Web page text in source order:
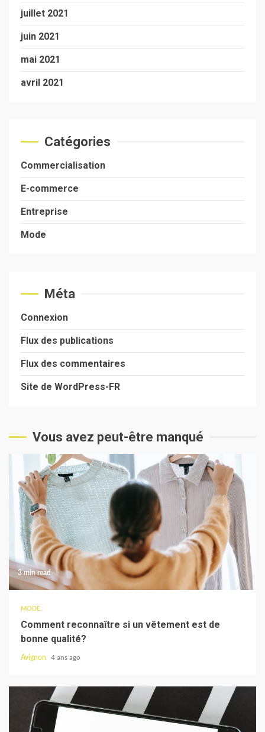
juillet 2021
juin 2021
mai 2021
avril 2021
Catégories
Commercialisation
E-commerce
Entreprise
Mode
Méta
Connexion
Flux des publications
Flux des commentaires
Site de WordPress-FR
Vous avez peut-être manqué
3 min read
MODE
Comment reconnaître si un vêtement est de
bonne qualité?
Avignon 4 ans ago